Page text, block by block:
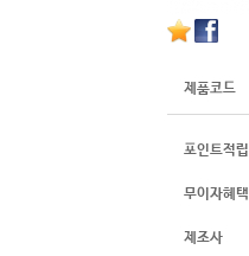
제품코드
포인트적립
무이자혜택
제조사